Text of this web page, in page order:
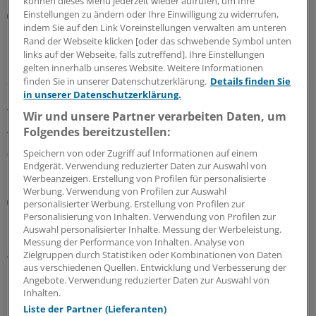
Cannabis auf Rezept
KBV und Kassen präzisieren die neuen Regeln zur
Cannabistherapie
Mit dem GKV-Spargestetz wurden auch die Regeln für
die Cannabistherapie auf Kasse verschärft. KBV und
Kassen stellen nun klar, wie mit dem sechsmonatigen
Therapieversuch zu verfahren ist. Und welche
Ausnahmen gelten.
06.08.2026
Bundesverwaltungsgericht
Urteil: Sprechstundenbedarf nicht mehr als
Defekturarzneimittel
Arztpraxen können ihren Sprechstundenbedarf nicht
mehr als Defekturarzneimittel bestellen, hat das
Bundesverwaltungsgericht entschieden – und
klargestellt, welche Anlässe als zulässig gelten.
Einstellungen zu ändern oder Ihre Einwilligung zu widerrufen,
indem Sie auf den Link Voreinstellungen verwalten am unteren
Rand der Webseite klicken [oder das schwebende Symbol unten
links auf der Webseite, falls zutreffend]. Ihre Einstellungen
gelten innerhalb unseres Website. Weitere Informationen
finden Sie in unserer Datenschutzerklärung. Details finden Sie
in unserer Datenschutzerklärung.
Wir und unsere Partner verarbeiten Daten, um
Folgendes bereitzustellen:
Speichern von oder Zugriff auf Informationen auf einem
Endgerät. Verwendung reduzierter Daten zur Auswahl von
Werbeanzeigen. Erstellung von Profilen für personalisierte
Werbung. Verwendung von Profilen zur Auswahl
personalisierter Werbung. Erstellung von Profilen zur
Personalisierung von Inhalten. Verwendung von Profilen zur
Auswahl personalisierter Inhalte. Messung der Werbeleistung.
Messung der Performance von Inhalten. Analyse von
Zielgruppen durch Statistiken oder Kombinationen von Daten
aus verschiedenen Quellen. Entwicklung und Verbesserung der
Angebote. Verwendung reduzierter Daten zur Auswahl von
Inhalten.
Liste der Partner (Lieferanten)